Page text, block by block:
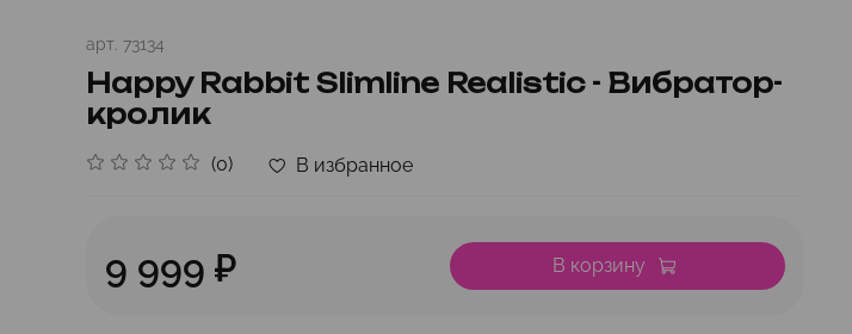
арт. 73134
Happy Rabbit Slimline Realistic - Вибратор-
кролик
(0) В избранное
9 999 ₽ В корзину